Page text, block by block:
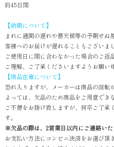
約45日間
【納期について】
まれに通関の遅れや悪天候等の予期せ
客様へのお届けが遅れることもございま
ご使用日に間に合わなかった場合のご返
ご理解、ご了承くださいますようお願い
【商品在庫について】
恐れ入りますが、メーカーは商品の回転
よっては、欠品のため商品をご用意でき
ご不便をお掛け致しますが、何卒ご了承
す。
※欠品の際は、2営業日以内にご連絡いた
お支払い方法にコンビニ決済をお選び頂